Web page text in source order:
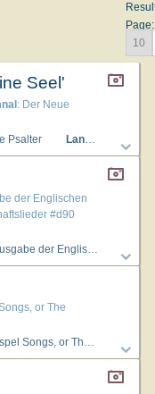
Page:
10
Seel'
: Der Neue
Psalter Languages
der Englischen
#d90
und Deutschen Frohen Botschaftslieder
or The
The Ebenezer Hymnal